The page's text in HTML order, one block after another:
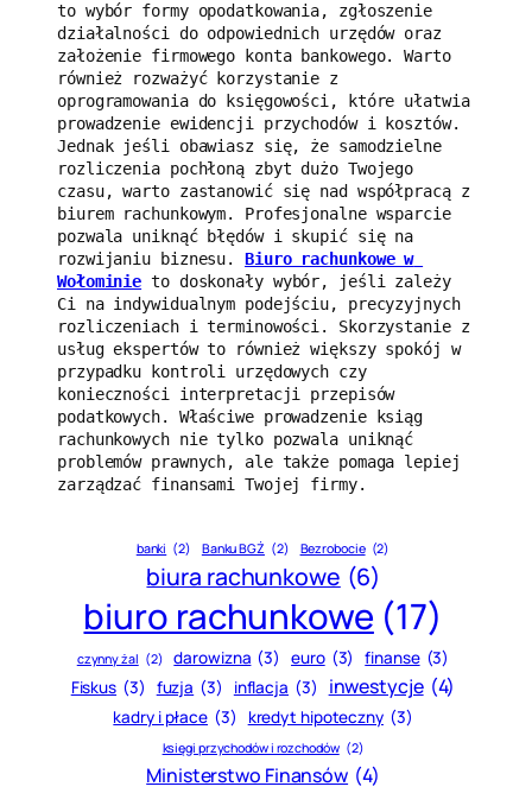
to wybór formy opodatkowania, zgłoszenie
działalności do odpowiednich urzędów oraz
założenie firmowego konta bankowego. Warto
również rozważyć korzystanie z
oprogramowania do księgowości, które ułatwia
prowadzenie ewidencji przychodów i kosztów.
Jednak jeśli obawiasz się, że samodzielne
rozliczenia pochłoną zbyt dużo Twojego
czasu, warto zastanowić się nad współpracą z
biurem rachunkowym. Profesjonalne wsparcie
pozwala uniknąć błędów i skupić się na
rozwijaniu biznesu. Biuro rachunkowe w
Wołominie to doskonały wybór, jeśli zależy
Ci na indywidualnym podejściu, precyzyjnych
rozliczeniach i terminowości. Skorzystanie z
usług ekspertów to również większy spokój w
przypadku kontroli urzędowych czy
konieczności interpretacji przepisów
podatkowych. Właściwe prowadzenie ksiąg
rachunkowych nie tylko pozwala uniknąć
problemów prawnych, ale także pomaga lepiej
zarządzać finansami Twojej firmy.
banki (2) Banku BGŻ (2) Bezrobocie (2)
biura rachunkowe (6)
biuro rachunkowe (17)
czynny żal (2) darowizna (3) euro (3) finanse (3)
Fiskus (3) fuzja (3) inflacja (3) inwestycje (4)
kadry i płace (3) kredyt hipoteczny (3)
księgi przychodów i rozchodów (2)
Ministerstwo Finansów (4)